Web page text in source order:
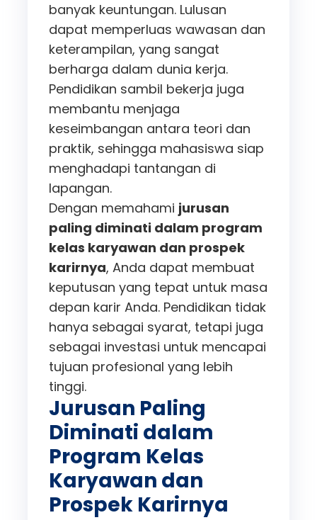
banyak keuntungan. Lulusan
dapat memperluas wawasan dan
keterampilan, yang sangat
berharga dalam dunia kerja.
Pendidikan sambil bekerja juga
membantu menjaga
keseimbangan antara teori dan
praktik, sehingga mahasiswa siap
menghadapi tantangan di
lapangan.
Dengan memahami jurusan
paling diminati dalam program
kelas karyawan dan prospek
karirnya, Anda dapat membuat
keputusan yang tepat untuk masa
depan karir Anda. Pendidikan tidak
hanya sebagai syarat, tetapi juga
sebagai investasi untuk mencapai
tujuan profesional yang lebih
tinggi.
Jurusan Paling
Diminati dalam
Program Kelas
Karyawan dan
Prospek Karirnya